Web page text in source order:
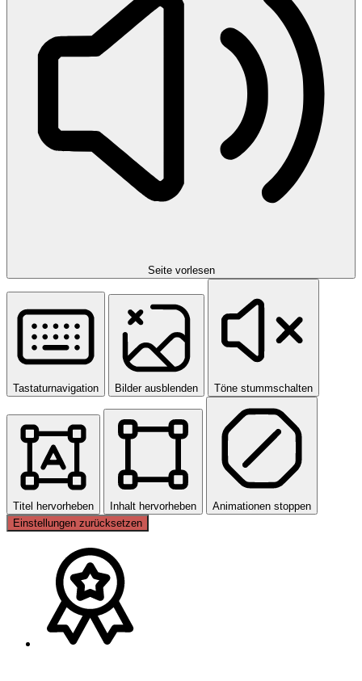
Seite vorlesen
Tastaturnavigation Bilder ausblenden Töne stummschalten
Titel hervorheben Inhalt hervorheben
Animationen stoppen
Einstellungen zurücksetzen